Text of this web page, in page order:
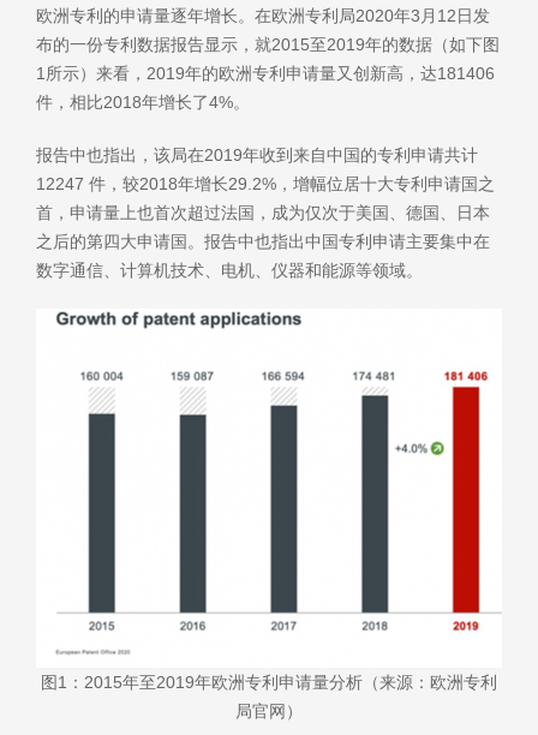
欧洲专利的申请量逐年增长。在欧洲专利局2020年3月12日发
布的一份专利数据报告显示，就2015至2019年的数据（如下图
1所示）来看，2019年的欧洲专利申请量又创新高，达181406
件，相比2018年增长了4%。
报告中也指出，该局在2019年收到来自中国的专利申请共计
12247 件，较2018年增长29.2%，增幅位居十大专利申请国之
首，申请量上也首次超过法国，成为仅次于美国、德国、日本
之后的第四大申请国。报告中也指出中国专利申请主要集中在
数字通信、计算机技术、电机、仪器和能源等领域。
图1：2015年至2019年欧洲专利申请量分析（来源：欧洲专利
局官网）